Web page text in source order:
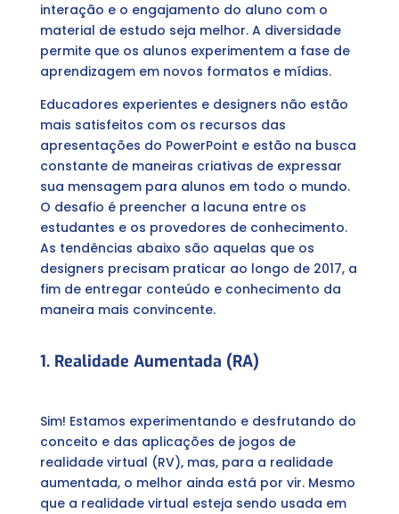
interação e o engajamento do aluno com o
material de estudo seja melhor. A diversidade
permite que os alunos experimentem a fase de
aprendizagem em novos formatos e mídias.
Educadores experientes e designers não estão
mais satisfeitos com os recursos das
apresentações do PowerPoint e estão na busca
constante de maneiras criativas de expressar
sua mensagem para alunos em todo o mundo.
O desafio é preencher a lacuna entre os
estudantes e os provedores de conhecimento.
As tendências abaixo são aquelas que os
designers precisam praticar ao longo de 2017, a
fim de entregar conteúdo e conhecimento da
maneira mais convincente.
1. Realidade Aumentada (RA)
Sim! Estamos experimentando e desfrutando do
conceito e das aplicações de jogos de
realidade virtual (RV), mas, para a realidade
aumentada, o melhor ainda está por vir. Mesmo
que a realidade virtual esteja sendo usada em